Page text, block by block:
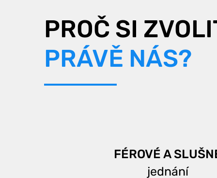
PROČ SI
PRÁVĚ NÁS?
FÉROVÉ A
jednání